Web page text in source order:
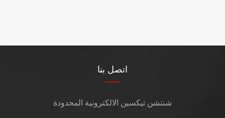
اتصل بنا
شنتشن تيكسين الالكترونية المحدودة